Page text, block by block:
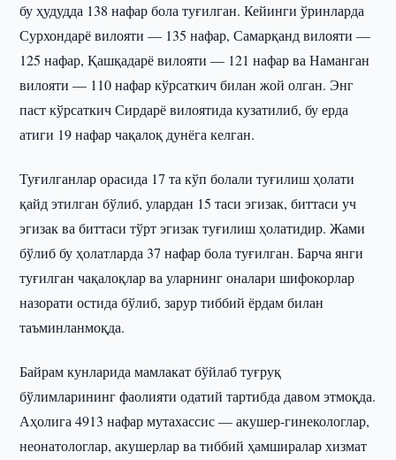
бу ҳудудда 138 нафар бола туғилган. Кейинги ўринларда
Сурхондарё вилояти — 135 нафар, Самарқанд вилояти —
125 нафар, Қашқадарё вилояти — 121 нафар ва Наманган
вилояти — 110 нафар кўрсаткич билан жой олган. Энг
паст кўрсаткич Сирдарё вилоятида кузатилиб, бу ерда
атиги 19 нафар чақалоқ дунёга келган.
Туғилганлар орасида 17 та кўп болали туғилиш ҳолати
қайд этилган бўлиб, улардан 15 таси эгизак, биттаси уч
эгизак ва биттаси тўрт эгизак туғилиш ҳолатидир. Жами
бўлиб бу ҳолатларда 37 нафар бола туғилган. Барча янги
туғилган чақалоқлар ва уларнинг оналари шифокорлар
назорати остида бўлиб, зарур тиббий ёрдам билан
таъминланмоқда.
Байрам кунларида мамлакат бўйлаб туғруқ
бўлимларининг фаолияти одатий тартибда давом этмоқда.
Аҳолига 4913 нафар мутахассис — акушер-гинекологлар,
неонатологлар, акушерлар ва тиббий ҳамширалар хизмат